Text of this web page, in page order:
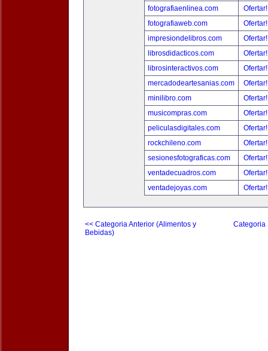
fotografiaenlinea.com
fotografiaweb.com
impresiondelibros.com
librosdidacticos.com
librosinteractivos.com
mercadodeartesanias.com
minilibro.com
musicompras.com
peliculasdigitales.com
rockchileno.com
sesionesfotograficas.com
ventadecuadros.com
ventadejoyas.com
<< Categoria Anterior (Alimentos y
Bebidas)
Categoria